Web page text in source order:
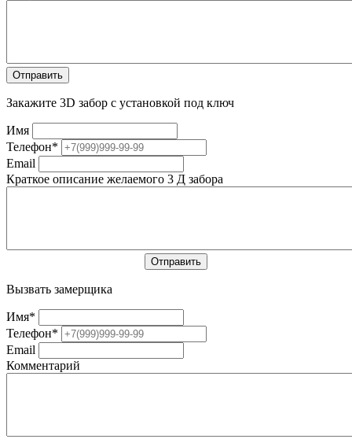
Закажите 3D забор с установкой под ключ
Имя
Телефон*
Email
Краткое описание желаемого 3 Д забора
Вызвать замерщика
Имя*
Телефон*
Email
Комментарий